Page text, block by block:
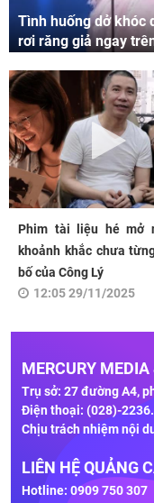
Tình huống dở khóc
rơi răng giả ngay
Phim tài liệu hé mở
khoảnh khắc chưa
bố của Công Lý
12:05 29/11/2025
MERCURY
Trụ sở: 27 đường A4,
Điện thoại: (028)-
Chịu trách nhiệm nội
LIÊN HỆ QUẢNG
Hotline: 0909 750 307